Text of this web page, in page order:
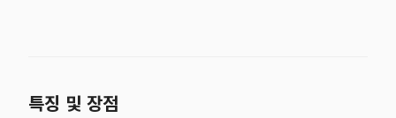
특징 및 장점